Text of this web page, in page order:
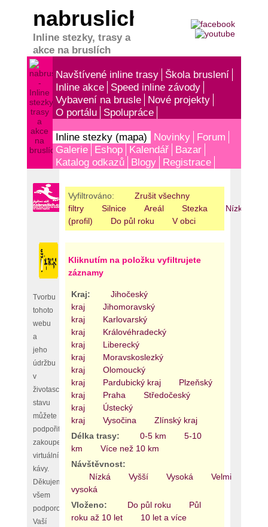
nabruslich.cz
Inline stezky, trasy a
akce na bruslích
Navštívené inline trasy
Škola bruslení
Inline akce
Speed inline závody
Vybavení na brusle
Nové projekty
O portálu
Spolupráce
Inline stezky (mapa) Novinky
Forum
Galerie
Eshop Kalendář
Bazar
Katalog odkazů
Blogy Registrace
Tvorbu
tohoto
webu
a
jeho
údržbu
v
životaschopném
stavu
můžete
podpořit
zakoupením
virtuální
kávy.
Děkujeme
všem
podporovatelům,
Vaší
Vyfiltrováno:
Zrušit všechny
filtry
Silnice Areál Stezka
Nízká
(profil)
Do půl roku V obci
Kliknutím na položku vyfiltrujete
záznamy
Kraj:
Jihočeský
kraj
Jihomoravský
kraj
Karlovarský
kraj
Královéhradecký
kraj
Liberecký
kraj
Moravskoslezký
kraj
Olomoucký
kraj
Pardubický kraj
Plzeňský
kraj
Praha
Středočeský
kraj
Ústecký
kraj
Vysočina
Zlínský kraj
Délka trasy:
0-5 km
5-10
km
Více než 10 km
Návštěvnost:
Nízká
Vyšší Vysoká
Velmi
vysoká
Vloženo:
Do půl roku
Půl
roku až 10 let
10 let a více